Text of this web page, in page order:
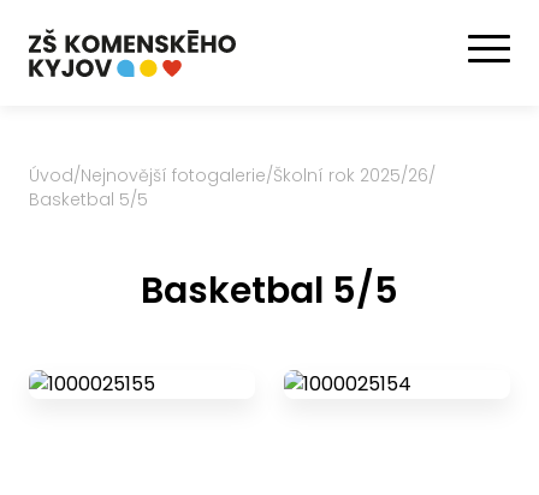
Úvod/Nejnovější fotogalerie/Školní rok 2025/26/
Basketbal 5/5
Basketbal 5/5